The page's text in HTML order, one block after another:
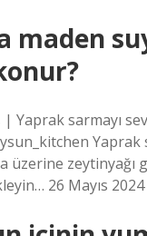
maden
Yaprak sarmayı
Yaprak
üzerine zeytinyağı
26 Mayıs 2024